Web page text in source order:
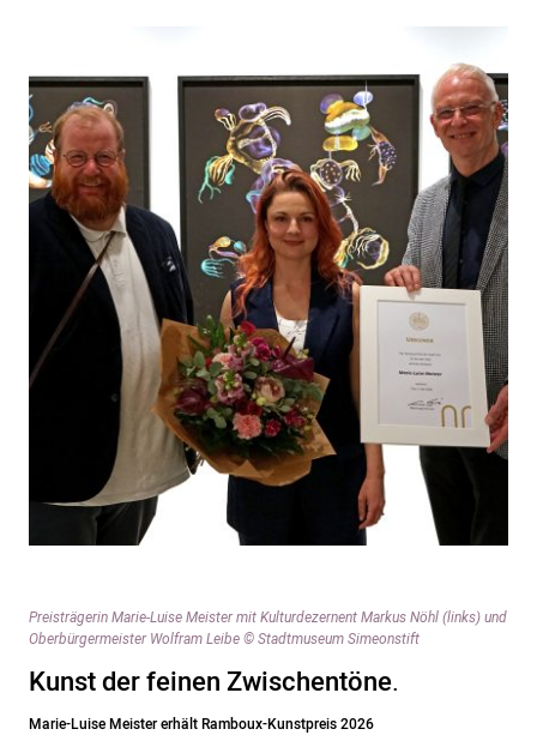
Preisträgerin Marie-Luise Meister mit Kulturdezernent Markus Nöhl (links) und
Oberbürgermeister Wolfram Leibe © Stadtmuseum Simeonstift
Kunst der feinen Zwischentöne.
Marie-Luise Meister erhält Ramboux-Kunstpreis 2026